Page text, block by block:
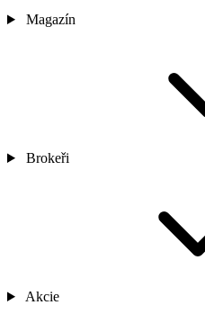
Magazín
Brokeři
Akcie